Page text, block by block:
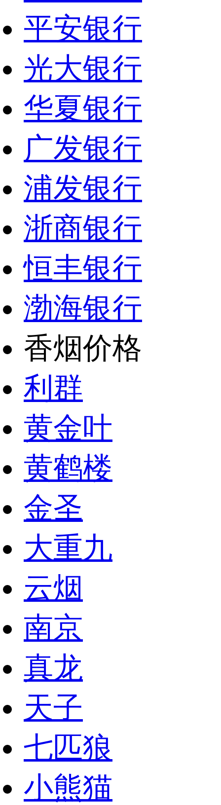
平安银行
光大银行
华夏银行
广发银行
浦发银行
浙商银行
恒丰银行
渤海银行
香烟价格
利群
黄金叶
黄鹤楼
金圣
大重九
云烟
南京
真龙
天子
七匹狼
小熊猫